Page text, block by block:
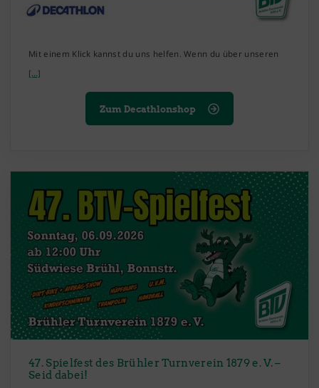
Mit einem Klick kannst du uns helfen. Wenn du über unseren
[...]
Zum Decathlonshop
47. Spielfest des Brühler Turnverein 1879 e. V. –
Seid dabei!